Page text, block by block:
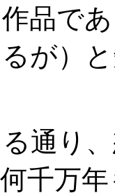
品で
が）
通り
千万